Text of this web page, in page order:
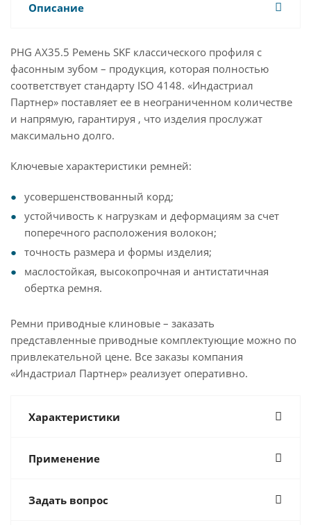
Описание
PHG AX35.5 Ремень SKF классического профиля с
фасонным зубом – продукция, которая полностью
соответствует стандарту ISO 4148. «Индастриал
Партнер» поставляет ее в неограниченном количестве
и напрямую, гарантируя , что изделия прослужат
максимально долго.
Ключевые характеристики ремней:
усовершенствованный корд;
устойчивость к нагрузкам и деформациям за счет
поперечного расположения волокон;
точность размера и формы изделия;
маслостойкая, высокопрочная и антистатичная
обертка ремня.
Ремни приводные клиновые – заказать
представленные приводные комплектующие можно по
привлекательной цене. Все заказы компания
«Индастриал Партнер» реализует оперативно.
Характеристики
Применение
Задать вопрос